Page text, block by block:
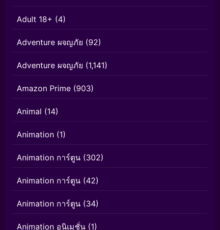
Adult 18+ (4)
Adventure ผจญภัย (92)
Adventure ผจญภัย (1,141)
Amazon Prime (903)
Animal (14)
Animation (1)
Animation การ์ตูน (302)
Animation การ์ตูน (42)
Animation การ์ตูน (34)
Animation อนิเมชั่น (1)